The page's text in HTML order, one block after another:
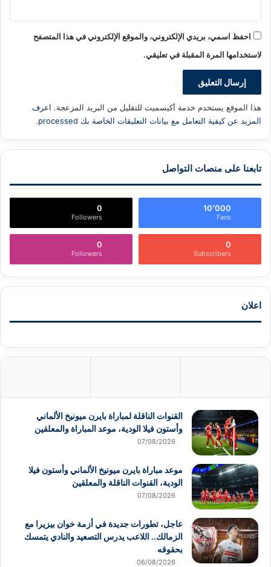
احفظ اسمي، بريدي الإلكتروني، والموقع الإلكتروني في هذا المتصفح
لاستخدامها المرة المقبلة في تعليقي.
هذا الموقع يستخدم خدمة أكيسميت للتقليل من البريد المزعجة. اعرف
المزيد عن كيفية التعامل مع بيانات التعليقات الخاصة بك processed
.
تابعنا على منصات التواصل
10٬000
Fans
0
Followers
0
Subscribers
0
Followers
اعلان
القنوات الناقلة لمباراة بايرن ميونيخ الألماني
وأستون فيلا الودية، موعد المباراة والمعلقين
07/08/2026
موعد مباراة بايرن ميونيخ الألماني وأستون فيلا
الودية، القنوات الناقلة والمعلقين
07/08/2026
عاجل، تطورات جديدة في أزمة خوان بيزيرا مع
الزمالك.. اللاعب يدرس التصعيد والنادي يتمسك
بحقوقه
06/08/2026